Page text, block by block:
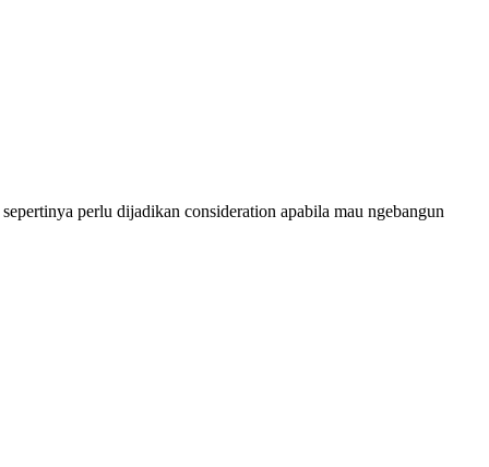
perlu dijadikan consideration apabila mau ngebangun